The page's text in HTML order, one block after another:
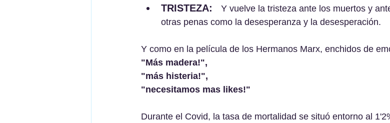
TRISTEZA:
otras penas como la desesperanza y la desesperación.
Y como en la película de los Hermanos Marx, enchidos de
"Más madera!",
"más histeria!",
"necesitamos mas likes!"
Durante el Covid, la tasa de mortalidad se situó entorno al